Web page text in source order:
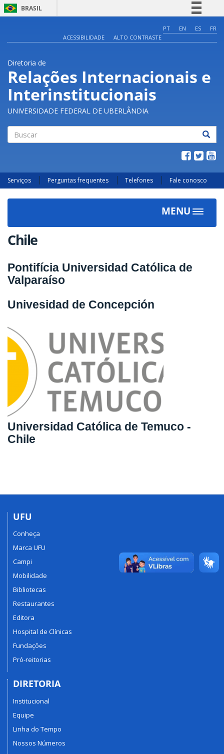
BRASIL
Comunica BR
Acesso à informação
Legislação
Canais
PT EN ES
FR
ACESSIBILIDADE
ALTO CONTRASTE
Diretoria de
Relações Internacionais e
Interinstitucionais
UNIVERSIDADE FEDERAL DE UBERLÂNDIA
Serviços Perguntas frequentes Telefones Fale conosco
MENU
Toggle
Chile
Pontifícia Universidad Católica de
Valparaíso
Univesidad de Concepción
Universidad Católica de Temuco -
Chile
UFU
Conheça
Marca UFU
Campi
Mobilidade
Bibliotecas
Restaurantes
Editora
Hospital de Clínicas
Fundações
Pró-reitorias
DIRETORIA
Institucional
Equipe
Linha do Tempo
Nossos Números